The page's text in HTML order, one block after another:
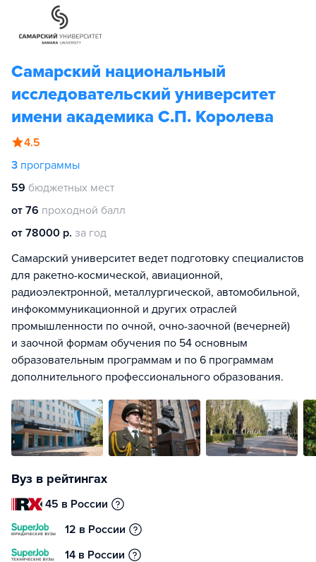
Самарский национальный
исследовательский университет
имени академика С.П. Королева
4.5
3 программы
59 бюджетных мест
от 76 проходной балл
от 78000 р. за год
Самарский университет ведет подготовку специалистов
для ракетно-космической, авиационной,
радиоэлектронной, металлургической, автомобильной,
инфокоммуникационной и других отраслей
промышленности по очной, очно-заочной (вечерней)
и заочной формам обучения по 54 основным
образовательным программам и по 6 программам
дополнительного профессионального образования.
Вуз в рейтингах
45 в России
12 в России
14 в России